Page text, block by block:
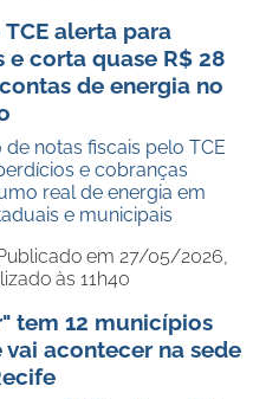
alerta para
e corta quase R$ 28
de energia no
notas fiscais pelo TCE
e cobranças
real de energia em
e municipais
em 27/05/2026,
às 11h40
tem 12 municípios
acontecer na sede